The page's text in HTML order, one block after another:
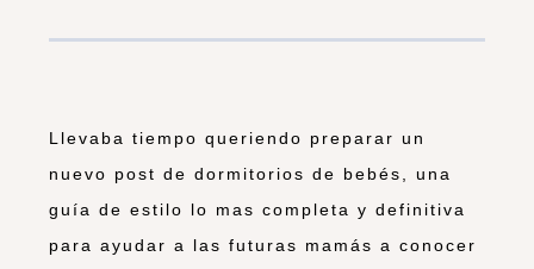
Llevaba tiempo queriendo preparar un
nuevo post de dormitorios de bebés, una
guía de estilo lo mas completa y definitiva
para ayudar a las futuras mamás a conocer